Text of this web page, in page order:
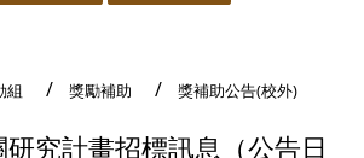
組 獎勵補助 獎補助公告(校外)
究計畫招標訊息（公告日